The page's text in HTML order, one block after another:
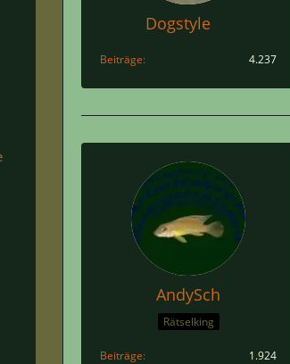
Dogstyle
Beiträge 4.237
AndySch
Rätselking
Beiträge
1.924